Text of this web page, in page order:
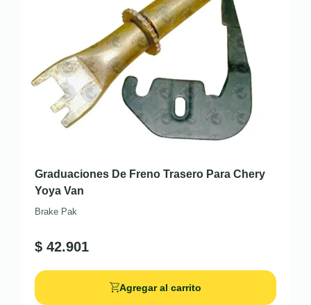
Graduaciones De Freno Trasero Para Chery
Yoya Van
Brake Pak
$ 42.901
Agregar al carrito